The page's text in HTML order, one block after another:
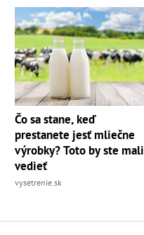
Čo sa stane, keď
prestanete jesť mliečne
výrobky? Toto by ste mali
vedieť
vysetrenie.sk